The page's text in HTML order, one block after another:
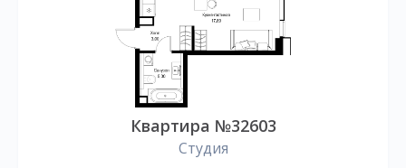
Квартира №32603
Студия